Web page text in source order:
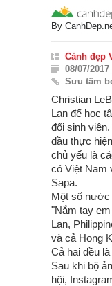
By
Cảnh đẹp
08/07/2017
Sưu tầm
Christian
Lan để học
đổi sinh
đầu thực
chủ yếu là
có Việt Nam
Sapa.
Một số nước
"Nắm tay
Lan,
và cả Hong
Cả hai đều
Sau khi bộ
hội,